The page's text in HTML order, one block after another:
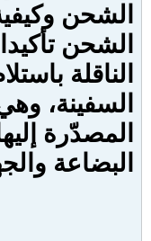
الشحن
الشحن
الناقلة
السفينة،
المصدّرة
البضاعة